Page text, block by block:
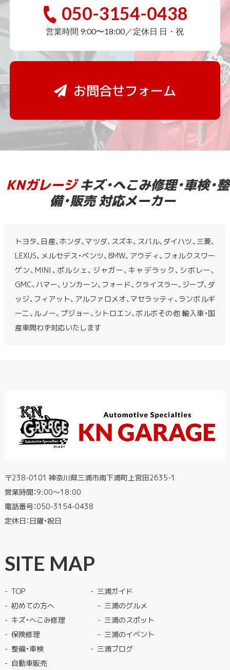
050-3154-0438
営業時間 9:00〜18:00／定休日 日・祝
お問合せフォーム
KNガレージキズ・へこみ修理・車検・整
備・販売 対応メーカー
トヨタ、日産、ホンダ、マツダ、スズキ、スバル、ダイハツ、三菱、
LEXUS、メルセデス・ベンツ、BMW、アウディ、フォルクスワー
ゲン、MINI、ポルシェ、ジャガー、キャデラック、シボレー、
GMC、ハマー、リンカーン、フォード、クライスラー、ジープ、ダ
ッジ、フィアット、アルファロメオ、マセラッティ、ランボルギ
ーニ、ルノー、プジョー、シトロエン、ボルボその他 輸入車・国
産車問わず対応いたします
〒238-0101 神奈川県三浦市南下浦町上宮田2635-1
営業時間：9:00〜18:00
電話番号：050-3154-0438
定休日：日曜・祝日
SITE MAP
TOP
初めての方へ
キズ・へこみ修理
保険修理
整備・車検
自動車販売
三浦ガイド
三浦のグルメ
三浦のスポット
三浦のイベント
三浦ブログ